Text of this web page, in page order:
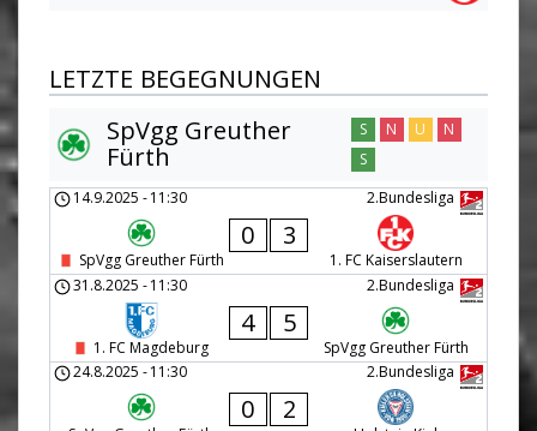
LETZTE BEGEGNUNGEN
SpVgg Greuther
Fürth
S N U
N
S
2.Bundesliga
14.9.2025 -11:30
SpVgg Greuther Fürth
0 3
1. FC Kaiserslautern
2.Bundesliga
31.8.2025 -11:30
1. FC Magdeburg
4 5
SpVgg Greuther Fürth
2.Bundesliga
24.8.2025 -11:30
0 2